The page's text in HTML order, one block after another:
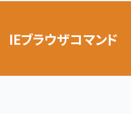
IEブラウザコマンド